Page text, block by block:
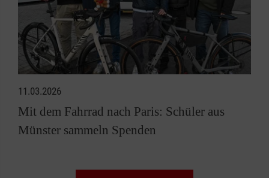
11.03.2026
Mit dem Fahrrad nach Paris: Schüler aus
Münster sammeln Spenden